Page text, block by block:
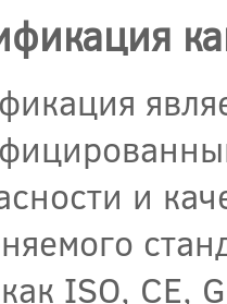
и
ISO, CE,